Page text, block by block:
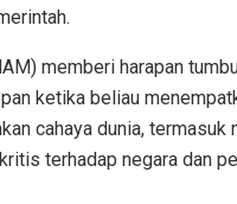
memberi harapan
ketika beliau
cahaya dunia, termasuk
terhadap negara dan